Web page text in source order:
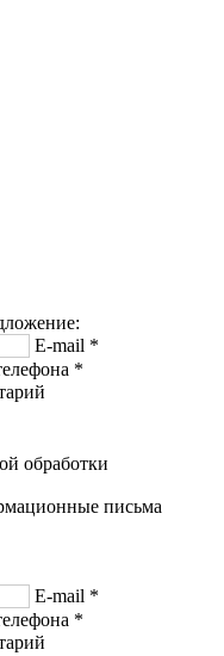
E-mail *
*
обработки
письма
E-mail *
*